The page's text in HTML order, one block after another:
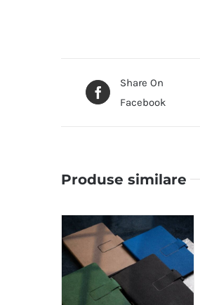
Share On
Facebook
Produse similare